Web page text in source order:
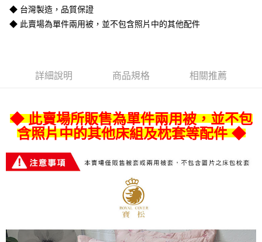
AFTEE先享後付
相關說明
１．簡單：不需註冊會員、不需綁卡、不需儲值。
２．便利：只要手機號碼，簡訊認證，即可結帳。
【「AFTEE先享後付」結帳流程】
１．於結帳方式選擇「AFTEE先享後付」後，將跳轉至「AFTEE先享後付」
結帳頁面，進行簡訊認證並確認金額後，即可完成結帳。
３．收到繳費通知簡訊後14天內，點擊此簡訊中的連結，可透過四大超商／
ATM／網路銀行／等多元方式進行付款，方視為交易完成。
購買商品的店家。未經商家同意取消之訂單仍視為有效，需透過AFTEE先享
※ 交易是否成功請以「AFTEE先享後付 」之結帳頁面顯示為準，若有關於
是否繳費成功／繳費後需取消欲退款等相關疑問，請聯繫「AFTEE先享後付
客戶支援中心」https://netprotections.freshdesk.com/support/home
運送方式
每筆NT$80
宅配-離島
◆ 台灣製造，品質保證
◆ 此賣場為單件兩用被，並不包含照片中的其他配件
詳細說明 商品規格 相關推薦
◆ 此賣場所販售為單件兩用被，並不包
含照片中的其他床組及枕套等配件 ◆